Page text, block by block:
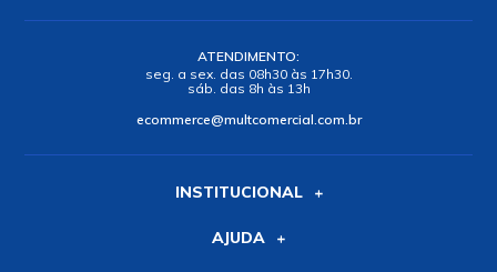
ATENDIMENTO:
seg. a sex. das 08h30 às 17h30.
sáb. das 8h às 13h
ecommerce@multcomercial.com.br
INSTITUCIONAL
AJUDA